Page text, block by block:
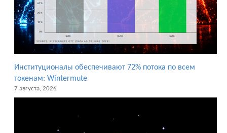
Институционалы обеспечивают 72% потока по всем
токенам: Wintermute
7 августа, 2026